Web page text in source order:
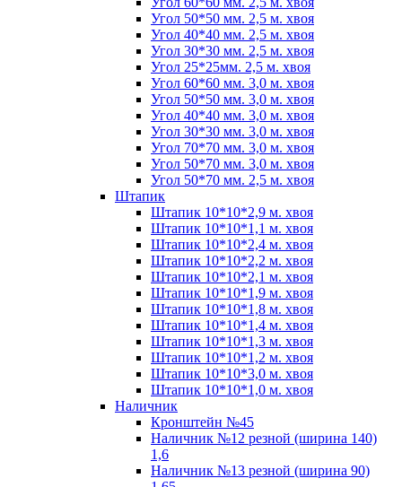
Угол 50*50 мм. 2,5 м. хвоя
Угол 40*40 мм. 2,5 м. хвоя
Угол 30*30 мм. 2,5 м. хвоя
Угол 25*25мм. 2,5 м. хвоя
Угол 60*60 мм. 3,0 м. хвоя
Угол 50*50 мм. 3,0 м. хвоя
Угол 40*40 мм. 3,0 м. хвоя
Угол 30*30 мм. 3,0 м. хвоя
Угол 70*70 мм. 3,0 м. хвоя
Угол 50*70 мм. 3,0 м. хвоя
Угол 50*70 мм. 2,5 м. хвоя
Штапик
Штапик 10*10*2,9 м. хвоя
Штапик 10*10*1,1 м. хвоя
Штапик 10*10*2,4 м. хвоя
Штапик 10*10*2,2 м. хвоя
Штапик 10*10*2,1 м. хвоя
Штапик 10*10*1,9 м. хвоя
Штапик 10*10*1,8 м. хвоя
Штапик 10*10*1,4 м. хвоя
Штапик 10*10*1,3 м. хвоя
Штапик 10*10*1,2 м. хвоя
Штапик 10*10*3,0 м. хвоя
Штапик 10*10*1,0 м. хвоя
Наличник
Кронштейн №45
Наличник №12 резной (ширина 140)
1,6
Наличник №13 резной (ширина 90)